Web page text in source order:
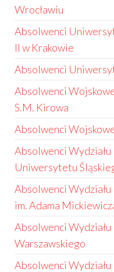
Wrocławiu
Absolwenci
II w Krakowie
Absolwenci
Absolwenci
S.M. Kirowa
Absolwenci
Absolwenci Wydziału
Uniwersytetu
Absolwenci
im. Adama
Absolwenci
Warszawskiego
Absolwenci